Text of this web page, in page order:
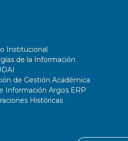
Institucional
de la Información
de Gestión Académica
Información Argos ERP
Históricas